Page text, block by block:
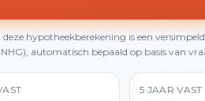
deze hypotheekberekening is een
automatisch bepaald op basis van
5 JAAR VAST